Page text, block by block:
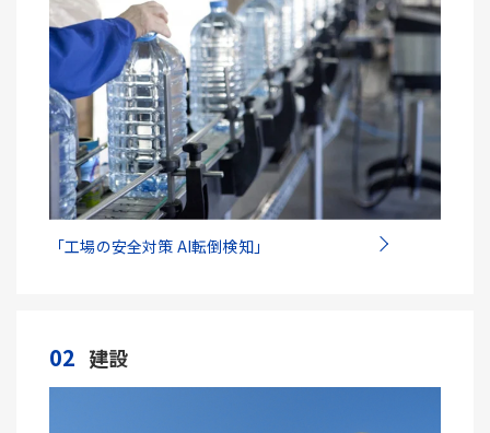
「工場の安全対策 AI転倒検知」
02 建設